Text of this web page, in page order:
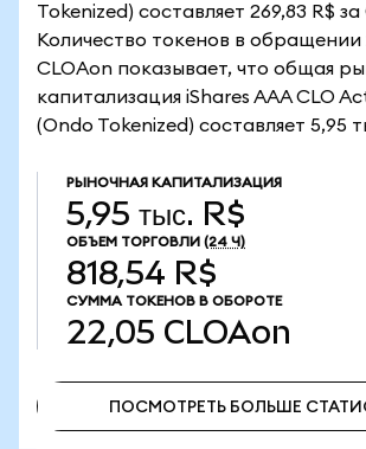
Tokenized) составляет 269,83 R$ за
Количество токенов в обращении
CLOAon показывает, что общая
капитализация iShares AAA CLO
(Ondo Tokenized) составляет 5,95
РЫНОЧНАЯ КАПИТАЛИЗАЦИЯ
5,95 тыс. R$
ОБЪЕМ ТОРГОВЛИ (24 Ч)
818,54 R$
СУММА ТОКЕНОВ В ОБОРОТЕ
22,05 CLOAon
ПОСМОТРЕТЬ БОЛЬШЕ